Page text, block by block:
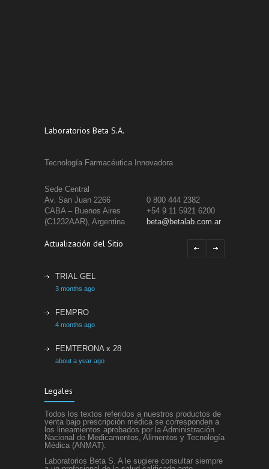
Laboratorios Beta S.A.
Tecnología Farmacéutica Innovadora
Sede Central
Av. San Juan 2266
0 800 444 2382
CABA – Buenos Aires
+54 9 11 5921 6200
(C1232AAR), Argentina
beta@betalab.com.ar
Actualización del Sitio
TRIAL GEL
3 months ago
FEMPRO
4 months ago
FEMTERONA x 28
about a year ago
about a year ago
SIFEL
about a year ago
Legales
Todos los textos referidos a nuestros productos de
venta bajo prescripción médica se corresponden a
los lineamientos aprobados por la Administración
Nacional de Medicamentos, Alimentos y Tecnología
Médica (ANMAT).
Laboratorios Beta S. A le sugiere consultar siempre